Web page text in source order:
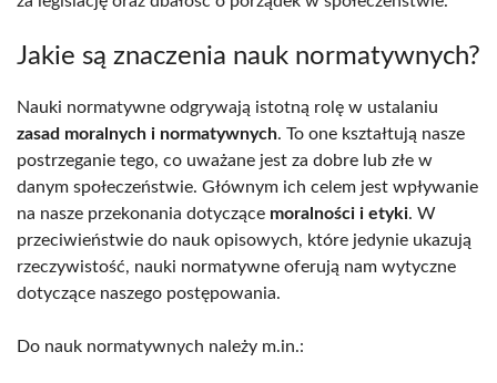
Jakie są znaczenia nauk normatywnych?
Nauki normatywne odgrywają istotną rolę w ustalaniu
zasad moralnych i normatywnych. To one kształtują nasze
postrzeganie tego, co uważane jest za dobre lub złe w
danym społeczeństwie. Głównym ich celem jest wpływanie
na nasze przekonania dotyczące moralności i etyki. W
przeciwieństwie do nauk opisowych, które jedynie ukazują
rzeczywistość, nauki normatywne oferują nam wytyczne
dotyczące naszego postępowania.
Do nauk normatywnych należy m.in.: